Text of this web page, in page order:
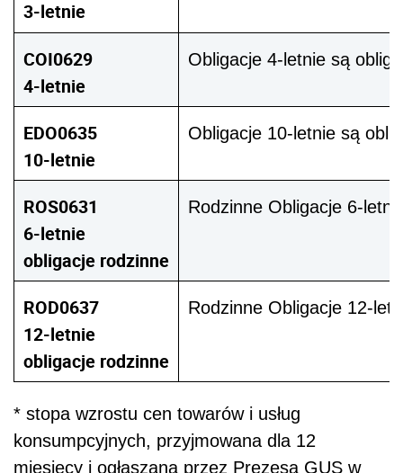
3-letnie
COI0629
4-letnie
Obligacje 4-letnie są
EDO0635
10-letnie
Obligacje 10-letnie są
ROS0631
6-letnie
obligacje rodzinne
Rodzinne Obligacje 6-
ROD0637
12-letnie
obligacje rodzinne
Rodzinne Obligacje 12-
* stopa wzrostu cen towarów i usług
konsumpcyjnych, przyjmowana dla 12
miesięcy i ogłaszana przez Prezesa GUS w